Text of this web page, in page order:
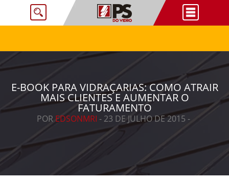
E-BOOK PARA VIDRAÇARIAS: COMO ATRAIR
MAIS CLIENTES E AUMENTAR O
FATURAMENTO
POR EDSONMRI - 23 DE JULHO DE 2015 -